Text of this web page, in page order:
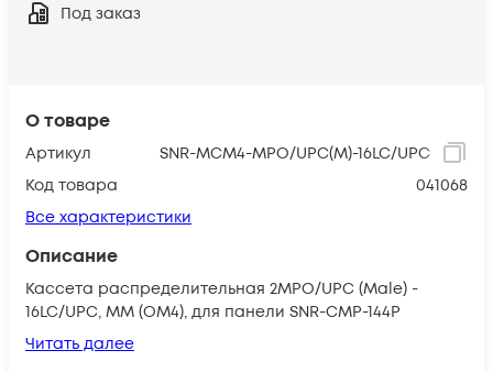
О товаре
Артикул
SNR-MCM4-MPO/UPC(M)-16LC/UPC
Код товара
041068
Все характеристики
Описание
Кассета распределительная 2MPO/UPC (Male) -
16LC/UPC, MM (OM4), для панели SNR-CMP-144P
Читать далее
Под заказ